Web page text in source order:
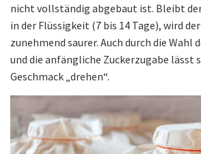
nicht vollständig abgebaut ist. Bleibt der
in der Flüssigkeit (7 bis 14 Tage), wird
zunehmend saurer. Auch durch die Wahl
und die anfängliche Zuckerzugabe lässt
Geschmack „drehen“.